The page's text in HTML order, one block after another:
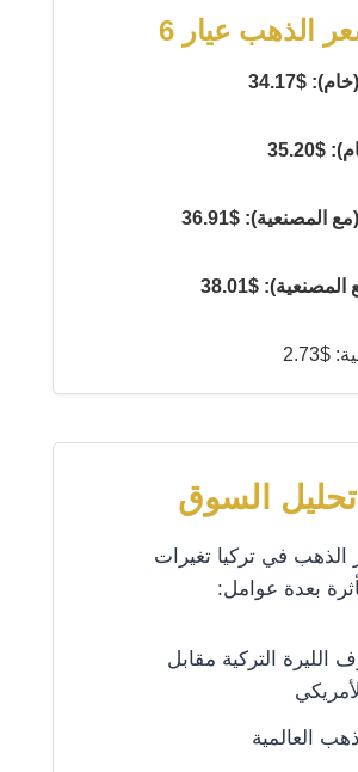
الذهب عيار 6
$34.17
المصنعية): $36.91
$38.01
$2.73
تحليل السوق
الذهب في تركيا تغيرات
بعدة عوامل:
التركية مقابل
العالمية